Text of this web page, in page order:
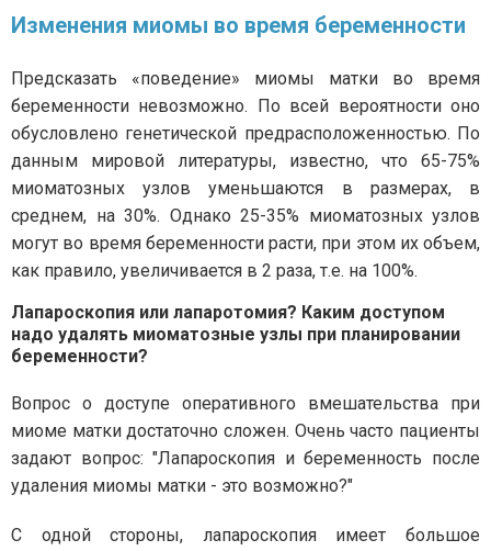
Изменения миомы во время беременности
Предсказать «поведение» миомы матки во время
беременности невозможно. По всей вероятности оно
обусловлено генетической предрасположенностью. По
данным мировой литературы, известно, что 65-75%
миоматозных узлов уменьшаются в размерах, в
среднем, на 30%. Однако 25-35% миоматозных узлов
могут во время беременности расти, при этом их объем,
как правило, увеличивается в 2 раза, т.е. на 100%.
Лапароскопия или лапаротомия? Каким доступом
надо удалять миоматозные узлы при планировании
беременности?
Вопрос о доступе оперативного вмешательства при
миоме матки достаточно сложен. Очень часто пациенты
задают вопрос: "Лапароскопия и беременность после
удаления миомы матки - это возможно?"
С одной стороны, лапароскопия имеет большое